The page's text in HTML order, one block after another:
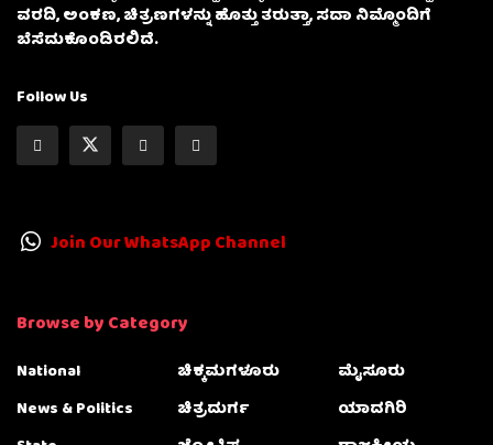
ವರದಿ, ಅಂಕಣ, ಚಿತ್ರಣಗಳನ್ನು ಹೊತ್ತು ತರುತ್ತಾ, ಸದಾ ನಿಮ್ಮೊಂದಿಗೆ
ಬೆಸೆದುಕೊಂಡಿರಲಿದೆ.
Follow Us
Join Our WhatsApp Channel
Browse by Category
National
News & Politics
ಚಿಕ್ಕಮಗಳೂರು
ಚಿತ್ರದುರ್ಗ
ಮೈಸೂರು
ಯಾದಗಿರಿ